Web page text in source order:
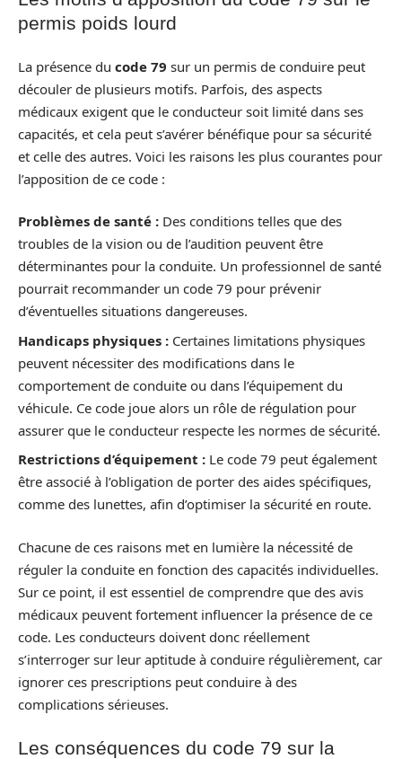
permis poids lourd
La présence du code 79 sur un permis de conduire peut
découler de plusieurs motifs. Parfois, des aspects
médicaux exigent que le conducteur soit limité dans ses
capacités, et cela peut s’avérer bénéfique pour sa sécurité
et celle des autres. Voici les raisons les plus courantes pour
l’apposition de ce code :
Problèmes de santé : Des conditions telles que des
troubles de la vision ou de l’audition peuvent être
déterminantes pour la conduite. Un professionnel de santé
pourrait recommander un code 79 pour prévenir
d’éventuelles situations dangereuses.
Handicaps physiques : Certaines limitations physiques
peuvent nécessiter des modifications dans le
comportement de conduite ou dans l’équipement du
véhicule. Ce code joue alors un rôle de régulation pour
assurer que le conducteur respecte les normes de sécurité.
Restrictions d’équipement : Le code 79 peut également
être associé à l’obligation de porter des aides spécifiques,
comme des lunettes, afin d’optimiser la sécurité en route.
Chacune de ces raisons met en lumière la nécessité de
réguler la conduite en fonction des capacités individuelles.
Sur ce point, il est essentiel de comprendre que des avis
médicaux peuvent fortement influencer la présence de ce
code. Les conducteurs doivent donc réellement
s’interroger sur leur aptitude à conduire régulièrement, car
ignorer ces prescriptions peut conduire à des
complications sérieuses.
Les conséquences du code 79 sur la